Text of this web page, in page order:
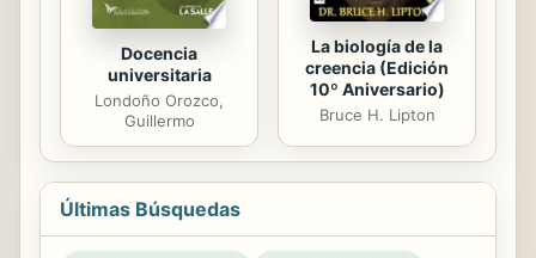
Docencia
universitaria
Londoño Orozco,
Guillermo
La biología de la
creencia (Edición
10º Aniversario)
Bruce H. Lipton
Últimas Búsquedas